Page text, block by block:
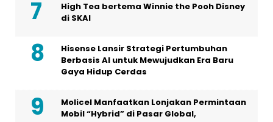
High Tea bertema Winnie the Pooh Disney
di SKAI
Hisense Lansir Strategi Pertumbuhan
Berbasis AI untuk Mewujudkan Era Baru
Gaya Hidup Cerdas
Molicel Manfaatkan Lonjakan Permintaan
Mobil “Hybrid” di Pasar Global,